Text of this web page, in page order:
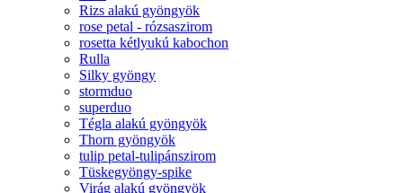
Rizs alakú gyöngyök
rose petal - rózsaszirom
rosetta kétlyukú kabochon
Rulla
Silky gyöngy
stormduo
superduo
Tégla alakú gyöngyök
Thorn gyöngyök
tulip petal-tulipánszirom
Tüskegyöngy-spike
Virág alakú gyöngyök